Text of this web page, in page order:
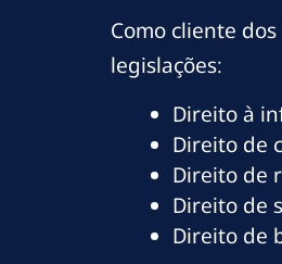
Como cliente
legislações:
Direito à
Direito de
Direito de
Direito de
Direito de